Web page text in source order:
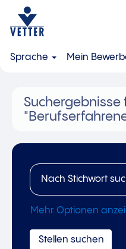
Sprache Mein
Suchergebnisse
Mehr Optionen